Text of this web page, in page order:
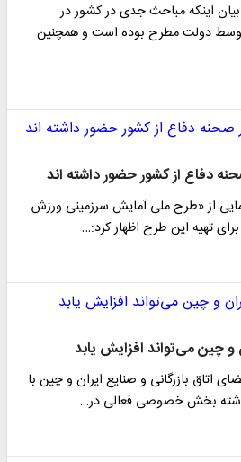
اینکه مباحث جدی در کشور در
دولت مطرح بوده است و همچنین
دفاع از کشور حضور داشته اند
از «طرح ملی آمایش سرزمینی ورزش
تهیه این طرح اظهار کرد:…
و چین می‌تواند افزایش یابد
اتاق بازرگانی و صنایع ایران و چین با
بخش خصوصی فعالی در…